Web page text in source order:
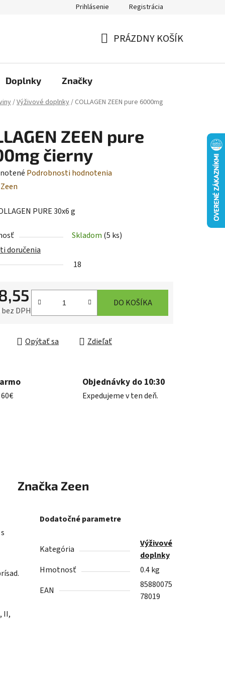
Prihlásenie Registrácia
PRÁZDNY KOŠÍK
Doplnky Značky
/Výživové doplnky/ COLLAGEN ZEEN pure 6000mg
ZEEN pure
čierny
Podrobnosti hodnotenia
Zeen
PURE 30x6 g
Skladom (5 ks)
doručenia
18
DPH
DO KOŠÍKA
Opýtať sa Zdieľať
Objednávky do 10:30
Expedujeme v ten deň.
Značka Zeen
II,
Dodatočné parametre
Kategória
Výživové
doplnky
Hmotnosť
0.4 kg
EAN
85880075
78019